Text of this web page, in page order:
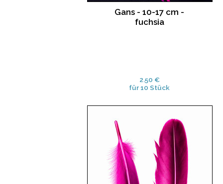
Gans - 10-17 cm -
fuchsia
2.50 €
für 10 Stück